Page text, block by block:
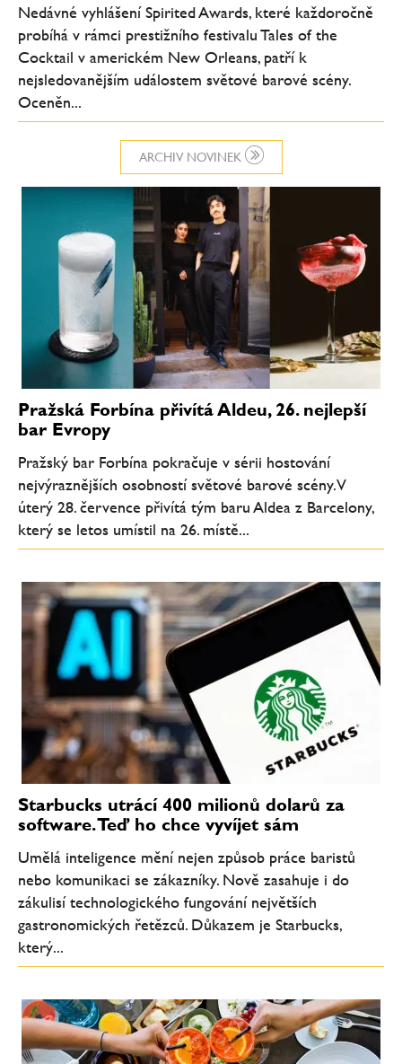
ARCHIV NOVINEK
Nedávné vyhlášení Spirited Awards, které každoročně
probíhá v rámci prestižního festivalu Tales of the
Cocktail v americkém New Orleans, patří k
nejsledovanějším událostem světové barové scény.
Oceněn...
Pražská Forbína přivítá Aldeu, 26. nejlepší
bar Evropy
Pražský bar Forbína pokračuje v sérii hostování
nejvýraznějších osobností světové barové scény. V
úterý 28. července přivítá tým baru Aldea z Barcelony,
který se letos umístil na 26. místě...
Starbucks utrácí 400 milionů dolarů za
software. Teď ho chce vyvíjet sám
Umělá inteligence mění nejen způsob práce baristů
nebo komunikaci se zákazníky. Nově zasahuje i do
zákulisí technologického fungování největších
gastronomických řetězců. Důkazem je Starbucks,
který...